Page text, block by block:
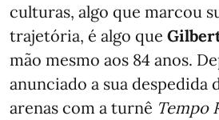
culturas, algo que marcou
trajetória, é algo que
mão mesmo aos 84 anos.
anunciado a sua despedida
arenas com a turnê Tempo